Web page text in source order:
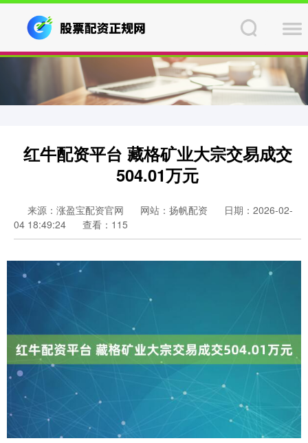
红牛配资平台 藏格矿业大宗交易成交
504.01万元
来源：涨盈宝配资官网 网站：扬帆配资
日期：2026-02-
04 18:49:24
查看：115